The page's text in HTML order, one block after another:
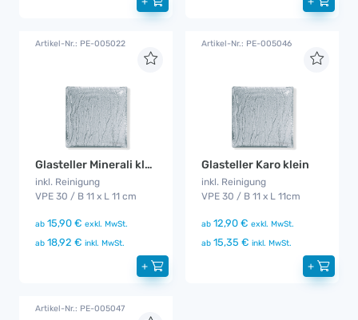
Artikel-Nr.: PE-005022
Glasteller Minerali klein
inkl. Reinigung
VPE 30 / B 11 x L 11 cm
ab 15,90 € exkl. MwSt.
ab 18,92 € inkl. MwSt.
+
Artikel-Nr.: PE-005046
Glasteller Karo klein
inkl. Reinigung
VPE 30 / B 11 x L 11cm
ab 12,90 € exkl. MwSt.
ab 15,35 € inkl. MwSt.
+
Artikel-Nr.: PE-005047